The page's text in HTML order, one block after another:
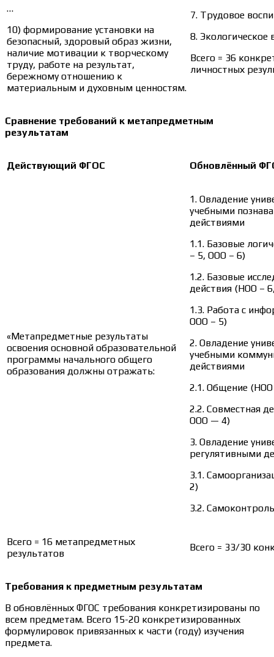
…
10) формирование установки на
безопасный, здоровый образ жизни,
наличие мотивации к творческому
труду, работе на результат,
бережному отношению к
материальным и духовным ценностям.
7. Трудовое
8. Экологическое
Всего = 36
личностных
Сравнение требований к метапредметным
результатам
Действующий ФГОС Обновлённый
«Метапредметные результаты
освоения основной образовательной
программы начального общего
образования должны отражать:
1. Овладение
учебными
действиями
1.1. Базовые
– 5, ООО – 6)
1.2. Базовые
действия (НОО –
1.3. Работа с
ООО – 5)
2. Овладение
учебными
действиями
2.1. Общение
2.2. Совместная
ООО — 4)
3. Овладение
регулятивными
3.1.
2)
3.2.
Всего = 16 метапредметных
результатов
Всего = 33/30
Требования к предметным результатам
В обновлённых ФГОС требования конкретизированы по
всем предметам. Всего 15-20 конкретизированных
формулировок привязанных к части (году) изучения
предмета.